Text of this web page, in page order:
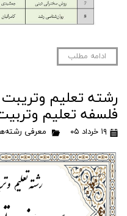
ادامه مطلب
رشته تعلیم
فلسفه تعلیم
۱۹ خرداد ۰۵ معرفی